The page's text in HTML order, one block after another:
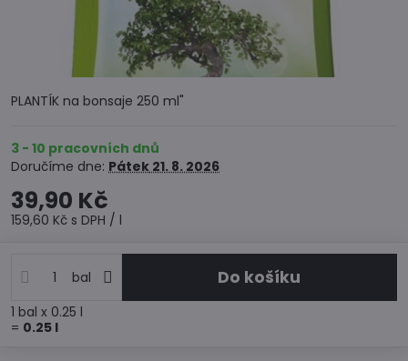
PLANTÍK na bonsaje 250 ml"
3 - 10 pracovních dnů
Doručíme dne: Pátek 21. 8. 2026
39,90 Kč
159,60 Kč s DPH / l
bal Do košíku
1 bal x 0.25 l
= 0.25 l